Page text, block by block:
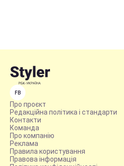
FB
Про проєкт
Редакційна політика і стандарти
Контакти
Команда
Про компанію
Реклама
Правила користування
Правова інформація